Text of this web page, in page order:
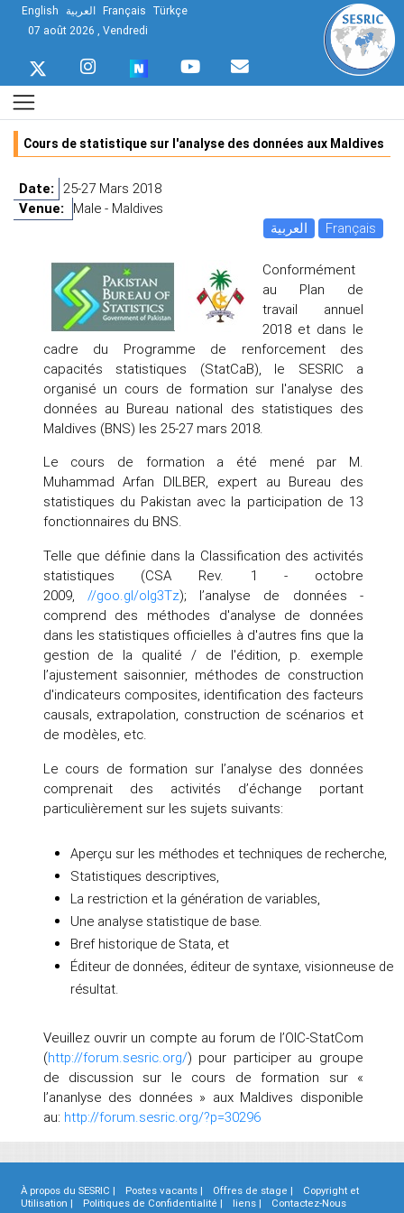
English العربية Français Türkçe
07 août 2026 , Vendredi
Cours de statistique sur l'analyse des données aux Maldives
Date: 25-27 Mars 2018
Venue: Male - Maldives
العربية
Français
Conformément
au Plan de
travail annuel
2018 et dans le
cadre du Programme de renforcement des
capacités statistiques (StatCaB), le SESRIC a
organisé un cours de formation sur l'analyse des
données au Bureau national des statistiques des
Maldives (BNS) les 25-27 mars 2018.
Le cours de formation a été mené par M.
Muhammad Arfan DILBER, expert au Bureau des
statistiques du Pakistan avec la participation de 13
fonctionnaires du BNS.
Telle que définie dans la Classification des activités
statistiques (CSA Rev. 1 - octobre
2009, //goo.gl/olg3Tz); l’analyse de données -
comprend des méthodes d'analyse de données
dans les statistiques officielles à d'autres fins que la
gestion de la qualité / de l'édition, p. exemple
l’ajustement saisonnier, méthodes de construction
d'indicateurs composites, identification des facteurs
causals, extrapolation, construction de scénarios et
de modèles, etc.
Le cours de formation sur l’analyse des données
comprenait des activités d’échange portant
particulièrement sur les sujets suivants:
Aperçu sur les méthodes et techniques de recherche,
Statistiques descriptives,
La restriction et la génération de variables,
Une analyse statistique de base.
Bref historique de Stata, et
Éditeur de données, éditeur de syntaxe, visionneuse de
résultat.
Veuillez ouvrir un compte au forum de l’OIC-StatCom
(http://forum.sesric.org/) pour participer au groupe
de discussion sur le cours de formation sur «
l’ananlyse des données » aux Maldives disponible
au: http://forum.sesric.org/?p=30296
À propos du SESRIC | Postes vacants | Offres de stage |
Copyright et
Utilisation |
Politiques de Confidentialité | liens | Contactez-Nous